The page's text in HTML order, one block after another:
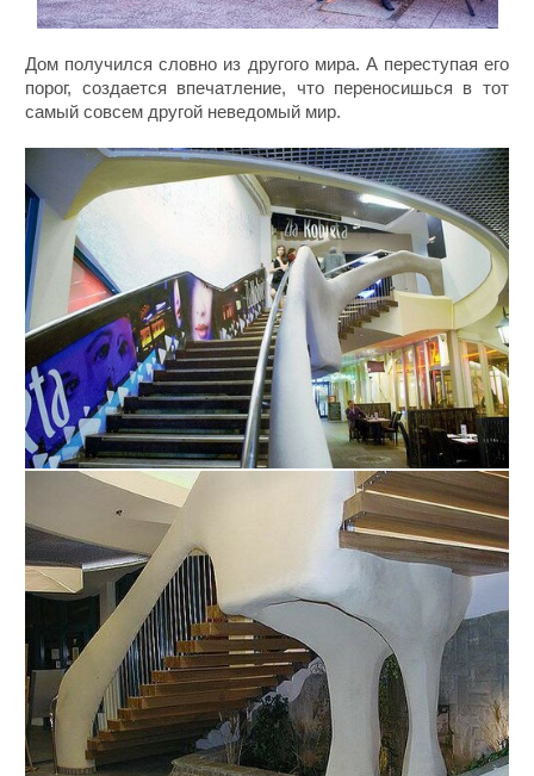
Дом получился словно из другого мира. А переступая его
порог, создается впечатление, что переносишься в тот
самый совсем другой неведомый мир.